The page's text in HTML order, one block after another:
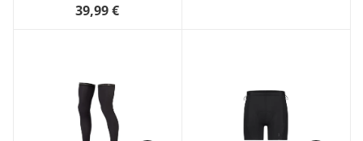
39,99 €